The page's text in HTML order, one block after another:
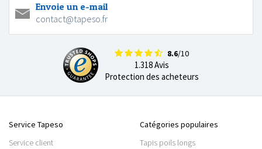
Envoie un e-mail
contact@tapeso.fr
8.6/10
1.318 Avis
Protection des acheteurs
Service Tapeso
Service client
Catégories populaires
Tapis poils longs